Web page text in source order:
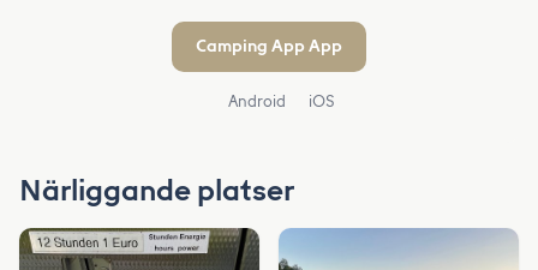
Camping App App
Android iOS
Närliggande platser